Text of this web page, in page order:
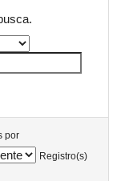
por
Registro(s)